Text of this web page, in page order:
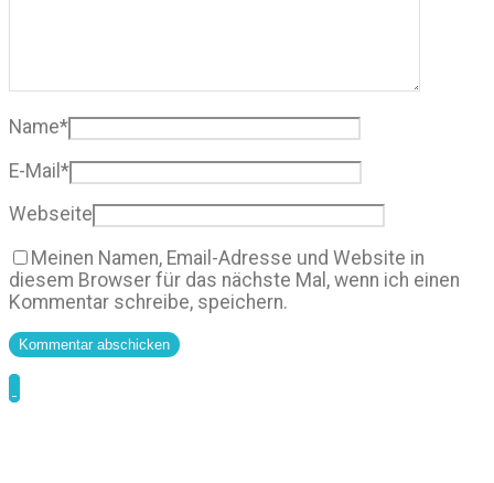
Name*
E-Mail *
Webseite
Meinen Namen, Email-Adresse und Website in
diesem Browser für das nächste Mal, wenn ich einen
Kommentar schreibe, speichern.